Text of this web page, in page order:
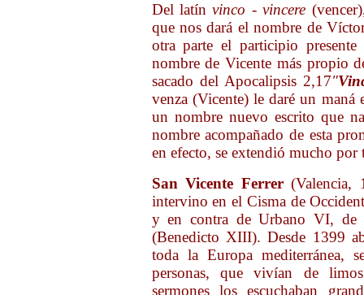
Del latínvinco - vincere
que nos dará el nombre de
otra parte el participio presente
nombre de Vicente más propio
sacado del Apocalipsis 2,17"
venza (Vicente) le daré un
un nombre nuevo escrito que
nombre acompañado de esta
en efecto, se extendió mucho por
San Vicente Ferrer (Valencia,
intervino en el Cisma de
y en contra de Urbano VI, de
(Benedicto XIII). Desde 1399
toda la Europa mediterránea,
personas, que vivían de
sermones los escuchaban